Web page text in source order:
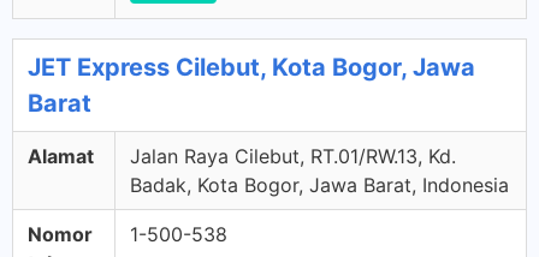
JET Express Cilebut, Kota Bogor, Jawa
Barat
Alamat
Jalan Raya Cilebut, RT.01/RW.13, Kd.
Badak, Kota Bogor, Jawa Barat, Indonesia
Nomor
1-500-538